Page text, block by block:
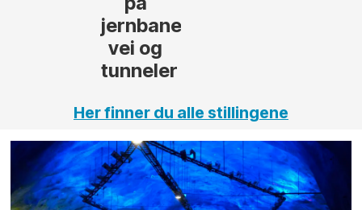
Her finner du alle stillingene